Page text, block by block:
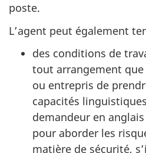
poste.
L’agent peut également
des conditions de
tout arrangement que
ou entrepris de
capacités
demandeur en
pour aborder les
matière de sécurité,